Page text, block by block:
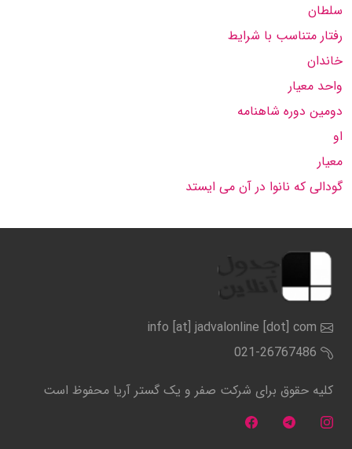
سلطان
رفتار متناسب با شرایط
خاندان
واحد معیار
دومین دوره شاهنامه
او
معیار
گودالی که نانوا در آن می ایستد
info [at] jadvalonline [dot] com
021-26767486
کلیه حقوق برای شرکت صفر و یک گستر آریا محفوظ است